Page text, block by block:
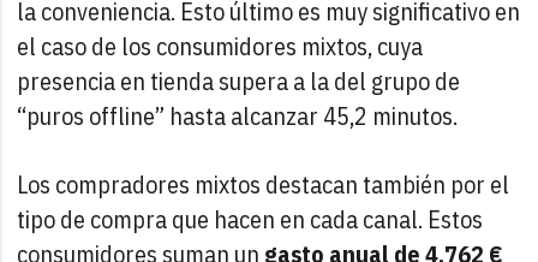
la conveniencia. Esto último es muy significativo en
el caso de los consumidores mixtos, cuya
presencia en tienda supera a la del grupo de
“puros offline” hasta alcanzar 45,2 minutos.
Los compradores mixtos destacan también por el
tipo de compra que hacen en cada canal. Estos
consumidores suman un gasto anual de 4.762 €